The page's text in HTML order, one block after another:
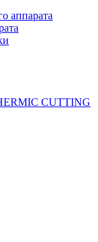
аппарата
CUTTING